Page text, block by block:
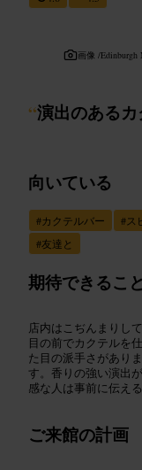
画像 /Edinburgh
“演出のあるカ
向いている
#カクテルバー #ス
#友達と
期待できること
店内はこぢんまりし
目の前でカクテルを
た目の派手さがあり
す。香りの強い演出
感な人は事前に伝え
ご来館の計画